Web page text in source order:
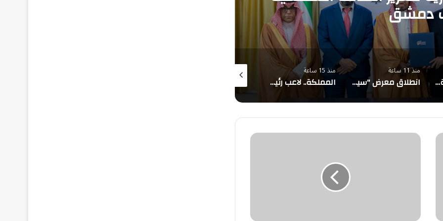
دمشق
"سابك" تفوز بجائزة دولية لابتكارها منتجًا مصممًا لسوق الطاقة الشمسية
منذ 11 ساعة
انطلاق معرض "سيريدو" العقاري مطلع سبتمبر في جدة
منذ 15 ساعة
المملكة.. لاعب رئيسي في معادلة الطاقة العالمية
منذ 17 ساعة
"الترفيه"